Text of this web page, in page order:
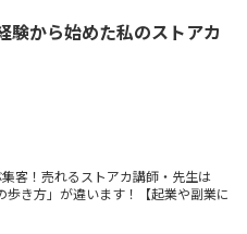
験から始めた私のストアカ
客！売れるストアカ講師・先生は
歩き方」が違います！【起業や副業に